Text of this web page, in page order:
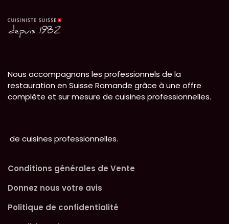
Nous accompagnons les professionnels de la
restauration en Suisse Romande grâce à une offre
complète et sur mesure de cuisines professionnelles.
de cuisines professionnelles.
Conditions générales de Vente
Donnez nous votre avis
Politique de confidentialité